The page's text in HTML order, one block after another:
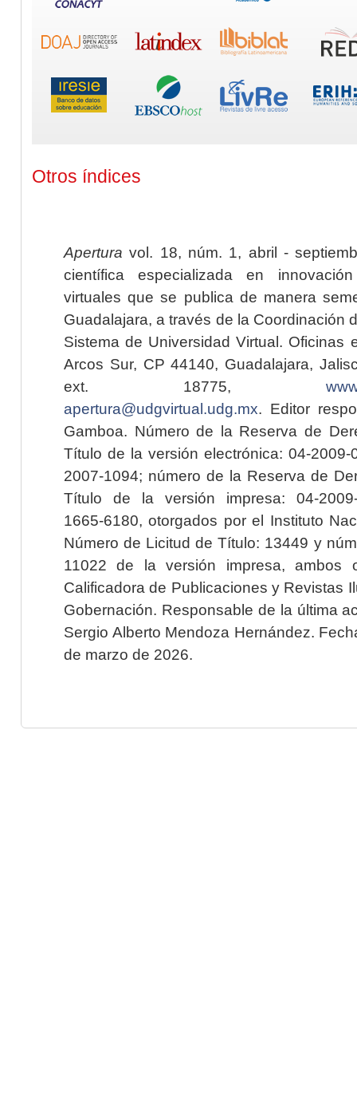
Otros índices
Apertura vol. 18, núm. 1, abril -
científica especializada en
virtuales que se publica de manera
Guadalajara, a través de la Coordinación
Sistema de Universidad Virtual. Oficinas
Arcos Sur, CP 44140, Guadalajara,
ext. 18775,
apertura@udgvirtual.udg.mx. Editor
Gamboa. Número de la Reserva de
Título de la versión electrónica: 04-2009-
2007-1094; número de la Reserva de
Título de la versión impresa: 04-2009-
1665-6180, otorgados por el Instituto
Número de Licitud de Título: 13449 y
11022 de la versión impresa, ambos
Calificadora de Publicaciones y Revistas
Gobernación. Responsable de la última
Sergio Alberto Mendoza Hernández.
de marzo de 2026.